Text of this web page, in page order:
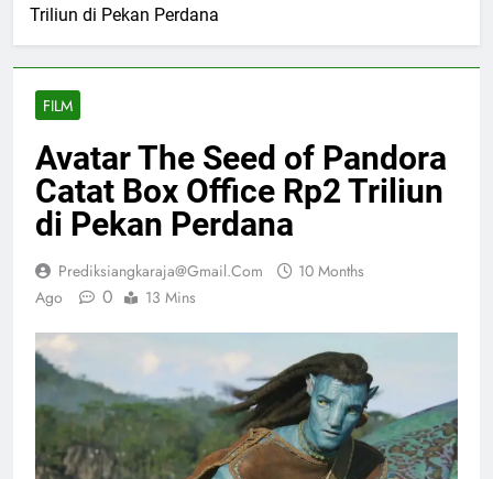
Triliun di Pekan Perdana
FILM
Avatar The Seed of Pandora
Catat Box Office Rp2 Triliun
di Pekan Perdana
Prediksiangkaraja@gmail.com
10 Months
Ago
0 13 Mins